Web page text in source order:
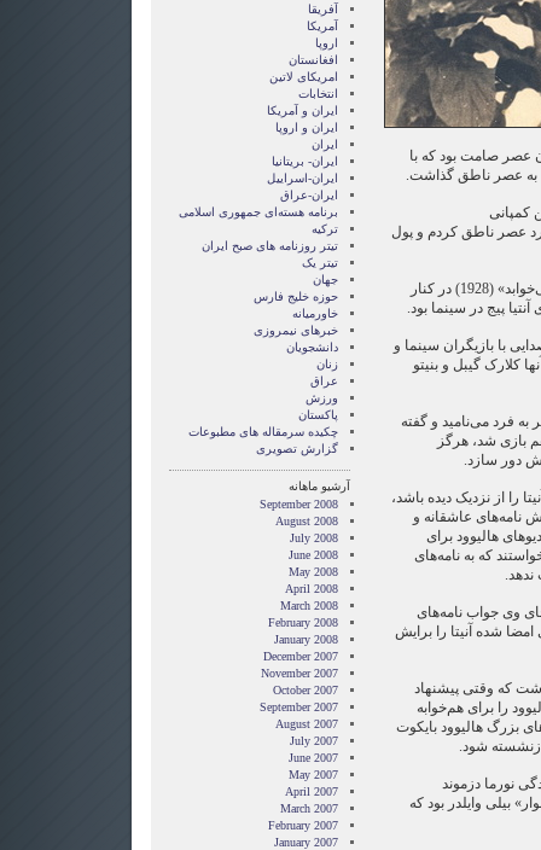
عصر صامت بود که با
به عصر ناطق گذاشت.
کمپانی
عصر ناطق کردم و پول
بازی در فیلم نوآر «وقتی شهر می‌خوابد» (1928) در کنار
پیج در سینما بود.
با بازیگران سینما و
کلارک گیبل و بنیتو
به فرد می‌نامید و گفته
بازی شد، هرگز
دور سازد.
را از نزدیک دیده باشد،
نامه‌های عاشقانه و
هالیوود برای
که به نامه‌های
ندهد.
جای وی جواب نامه‌های
شده آنیتا را برایش
که وقتی پیشنهاد
را برای هم‌خوابه
بزرگ هالیوود بایکوت
نورما دزموند
بیلی وایلدر بود که
آفریقا
آمریکا
اروپا
افغانستان
امریکای لاتین
انتخابات
ايران و آمريکا
ايران و اروپا
ایران
ایران- بریتانیا
ایران-اسراییل
ایران-عراق
برنامه هسته‌ای جمهوری اسلامی
ترکیه
تیتر روزنامه های صبح ایران
تیتر یک
جهان
حوزه خلیج فارس
خاورمیانه
خبرهای نیمروزی
دانشجویان
زنان
عراق
ورزش
پاکستان
چکیده سرمقاله های مطبوعات
گزارش تصويری
آرشیو ماهانه
September 2008
August 2008
July 2008
June 2008
May 2008
April 2008
March 2008
February 2008
January 2008
December 2007
November 2007
October 2007
September 2007
August 2007
July 2007
June 2007
May 2007
April 2007
March 2007
February 2007
January 2007